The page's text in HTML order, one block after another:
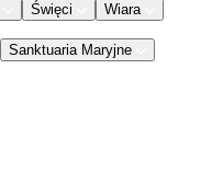
Święci Wiara
Sanktuaria Maryjne